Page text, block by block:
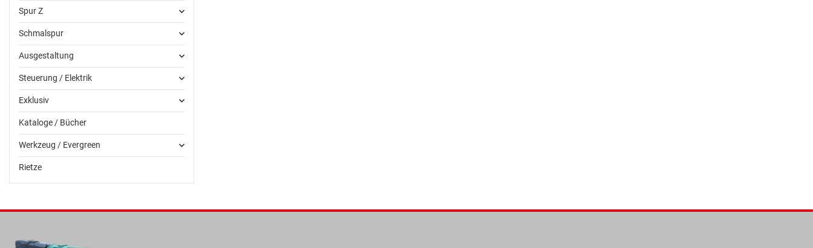
Spur Z
Schmalspur
Ausgestaltung
Steuerung / Elektrik
Exklusiv
Kataloge / Bücher
Werkzeug / Evergreen
Rietze